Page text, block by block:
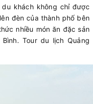
khách không chỉ được
đèn của thành phố bên
nhiều món ăn đặc sản
Tour du lịch Quảng